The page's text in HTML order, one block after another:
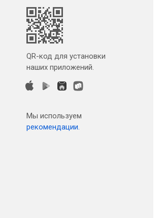
QR-код для установки
наших приложений.
Мы используем
рекомендации.